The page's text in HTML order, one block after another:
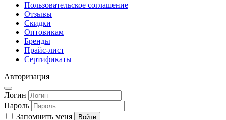
Пользовательское соглашение
Отзывы
Скидки
Оптовикам
Бренды
Прайс-лист
Сертификаты
Авторизация
Логин
Пароль
Запомнить меня